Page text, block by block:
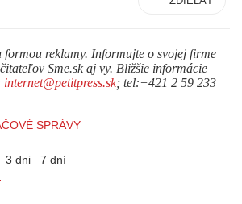
formou reklamy. Informujte o svojej firme
čitateľov Sme.sk aj vy. Bližšie informácie
internet@petitpress.sk; tel:+421 2 59 233
SPRÁVY
3 dni 7 dní